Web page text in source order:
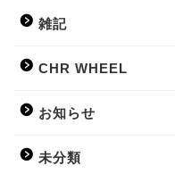
雑記
CHR WHEEL
お知らせ
未分類